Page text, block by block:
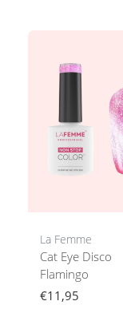
La Femme
Cat Eye Disco
Flamingo
€11,95